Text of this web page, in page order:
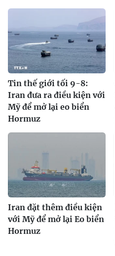
Tin thế giới tối 9-8:
Iran đưa ra điều kiện với
Mỹ để mở lại eo biển
Hormuz
Iran đặt thêm điều kiện
với Mỹ để mở lại Eo biển
Hormuz